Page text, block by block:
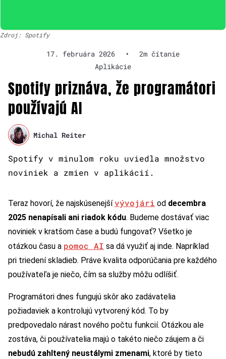
Zdroj: Spotify
17. februára 2026 •
2m čítanie
Aplikácie
Spotify priznáva, že programátori
používajú AI
Michal Reiter
Spotify v minulom roku uviedla množstvo
noviniek a zmien v aplikácií.
Teraz hovorí, že najskúsenejší vývojári od decembra
2025 nenapísali ani riadok kódu. Budeme dostávať viac
noviniek v kratšom čase a budú fungovať? Všetko je
otázkou času a pomoc AI sa dá využiť aj inde. Napríklad
pri triedení skladieb. Práve kvalita odporúčania pre každého
používateľa je niečo, čím sa služby môžu odlíšiť.
Programátori dnes fungujú skôr ako zadávatelia
požiadaviek a kontrolujú vytvorený kód. To by
predpovedalo nárast nového počtu funkcií. Otázkou ale
zostáva, či používatelia majú o takéto niečo záujem a či
nebudú zahltený neustálymi zmenami, ktoré by tieto